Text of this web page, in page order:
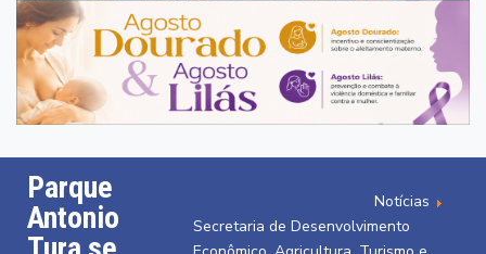
Parque
Antonio
Notícias
Secretaria de Desenvolvimento